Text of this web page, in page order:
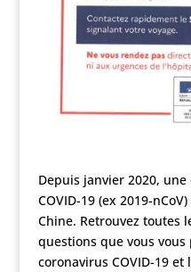
Depuis janvier 2020,
COVID-19 (ex 2019-
Chine. Retrouvez toutes
questions que vous vous
coronavirus COVID-19